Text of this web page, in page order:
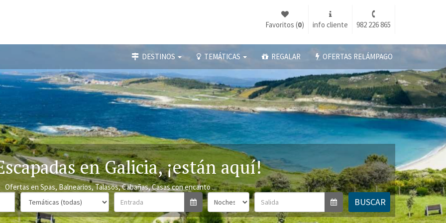
982 226 865
info cliente
Favoritos (0)
DESTINOS TEMÁTICAS REGALAR OFERTAS RELÁMPAGO
en Galicia, ¡están aquí!
Ofertas en Spas, Balnearios, Talasos, Cabañas, Casas con encanto ...
BUSCAR